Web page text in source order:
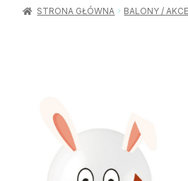
STRONA GŁÓWNA BALONY /